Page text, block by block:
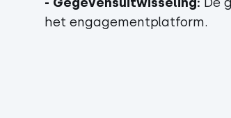
het engagementplatform.